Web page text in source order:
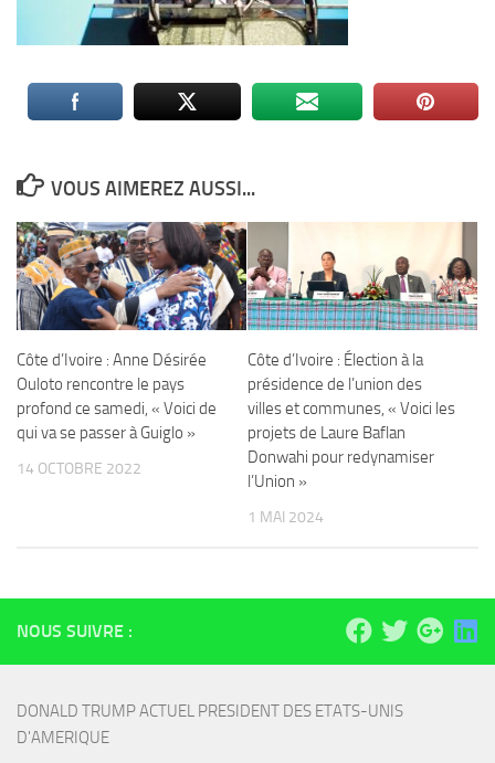
VOUS AIMEREZ AUSSI...
Côte d’Ivoire : Anne Désirée
Ouloto rencontre le pays
profond ce samedi, « Voici de
qui va se passer à Guiglo »
14 OCTOBRE 2022
Côte d’Ivoire : Élection à la
présidence de l’union des
villes et communes, « Voici les
projets de Laure Baflan
Donwahi pour redynamiser
l’Union »
1 MAI 2024
NOUS SUIVRE :
DONALD TRUMP ACTUEL PRESIDENT DES ETATS-UNIS
D'AMERIQUE